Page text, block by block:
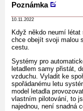
Poznámka
10.11.2022
Když někdo neumí
chce obejít svoji malou
cestu.
Systémy pro
letadlem samy přistát,
vzduchu. Vyladit ke
spořádanému letu
model letadla
vlastním pilotování, to
najednou, není snadná